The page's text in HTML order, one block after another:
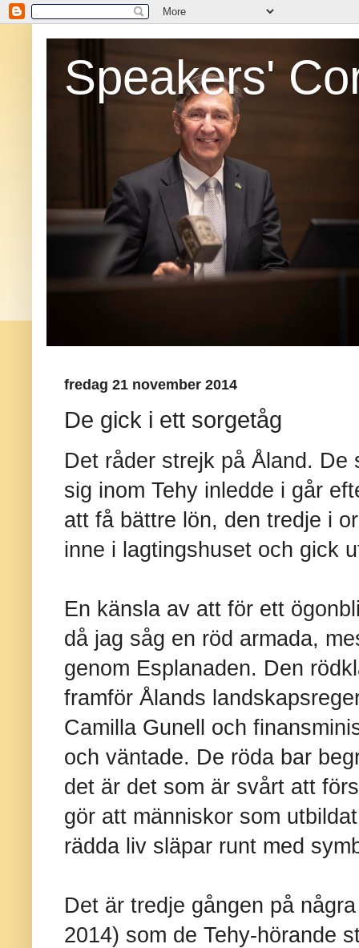
Speakers'
fredag 21 november 2014
De gick i ett sorgetåg
Det råder strejk på Åland.
sig inom Tehy inledde i går
att få bättre lön, den tredje i
inne i lagtingshuset och gick
En känsla av att för ett
då jag såg en röd armada,
genom Esplanaden. Den
framför Ålands
Camilla Gunell och
och väntade. De röda bar
det är det som är svårt att
gör att människor som
rädda liv släpar runt med
Det är tredje gången på
2014) som de Tehy-hörande